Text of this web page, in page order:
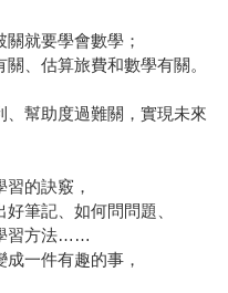
就要學會數學；
、估算旅費和數學有關。
幫助度過難關，實現未來
的訣竅，
筆記、如何問問題、
習方法……
一件有趣的事，